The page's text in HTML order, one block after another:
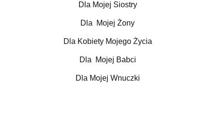
Dla Mojej Siostry
Dla Mojej Żony
Dla Kobiety Mojego Życia
Dla Mojej Babci
Dla Mojej Wnuczki